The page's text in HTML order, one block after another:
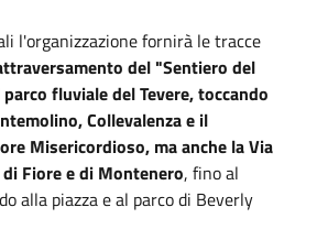
l'organizzazione fornirà le tracce
del "Sentiero del
fluviale del Tevere, toccando
Collevalenza e il
Misericordioso, ma anche la Via
Fiore e di Montenero, fino al
alla piazza e al parco di Beverly